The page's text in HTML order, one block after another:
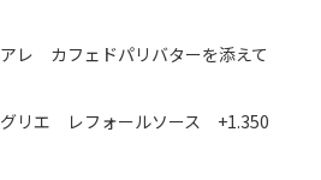
レ カフェドパリバターを添えて
グリエ レフォールソース +1.350